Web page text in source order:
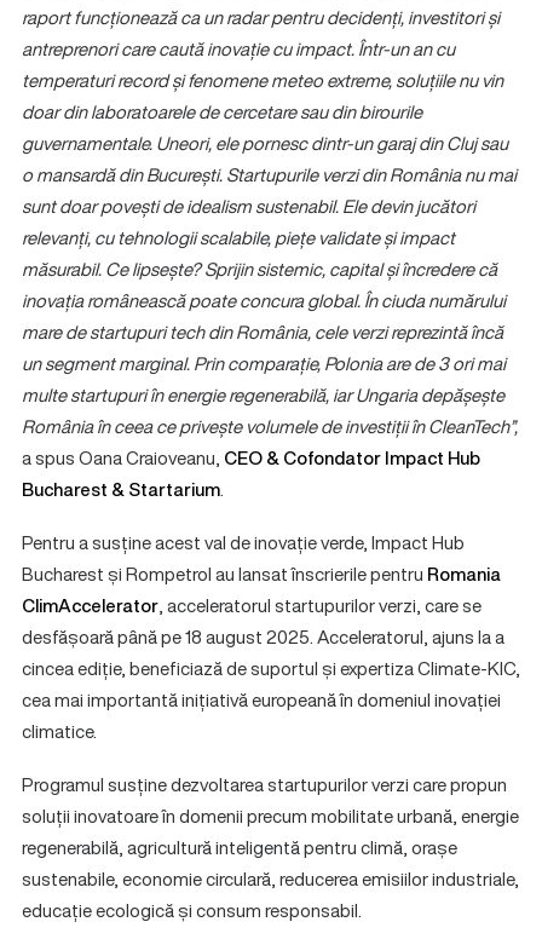
raport funcționează ca un radar pentru decidenți, investitori și
antreprenori care caută inovație cu impact. Într-un an cu
temperaturi record și fenomene meteo extreme, soluțiile nu vin
doar din laboratoarele de cercetare sau din birourile
guvernamentale. Uneori, ele pornesc dintr-un garaj din Cluj sau
o mansardă din București. Startupurile verzi din România nu mai
sunt doar povești de idealism sustenabil. Ele devin jucători
relevanți, cu tehnologii scalabile, piețe validate și impact
măsurabil. Ce lipsește? Sprijin sistemic, capital și încredere că
inovația românească poate concura global. În ciuda numărului
mare de startupuri tech din România, cele verzi reprezintă încă
un segment marginal. Prin comparație, Polonia are de 3 ori mai
multe startupuri în energie regenerabilă, iar Ungaria depășește
România în ceea ce privește volumele de investiții în CleanTech”,
a spus Oana Craioveanu, CEO & Cofondator Impact Hub
Bucharest & Startarium.
Pentru a susține acest val de inovație verde, Impact Hub
Bucharest și Rompetrol au lansat înscrierile pentru Romania
ClimAccelerator, acceleratorul startupurilor verzi, care se
desfășoară până pe 18 august 2025. Acceleratorul, ajuns la a
cincea ediție, beneficiază de suportul și expertiza Climate-KIC,
cea mai importantă inițiativă europeană în domeniul inovației
climatice.
Programul susține dezvoltarea startupurilor verzi care propun
soluții inovatoare în domenii precum mobilitate urbană, energie
regenerabilă, agricultură inteligentă pentru climă, orașe
sustenabile, economie circulară, reducerea emisiilor industriale,
educație ecologică și consum responsabil.